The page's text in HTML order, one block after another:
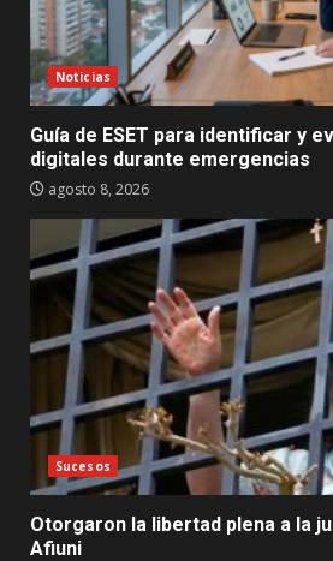
Noticias
Guía de ESET para identificar y
digitales durante emergencias
agosto 8, 2026
Sucesos
Otorgaron la libertad plena a la
Afiuni